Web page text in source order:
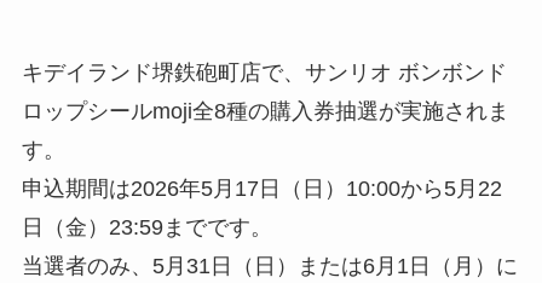
キデイランド堺鉄砲町店で、サンリオ ボンボンド
ロップシールmoji全8種の購入券抽選が実施されま
す。
申込期間は2026年5月17日（日）10:00から5月22
日（金）23:59までです。
当選者のみ、5月31日（日）または6月1日（月）に